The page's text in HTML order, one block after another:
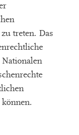
treten. Das